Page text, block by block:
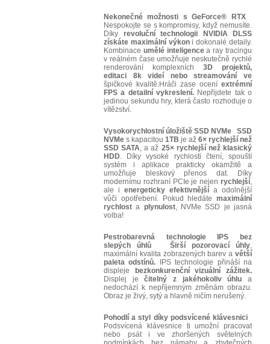
Nekonečné možnosti s GeForce® RTX
Nespokojte se s kompromisy, když nemusíte.
Díky revoluční technologii NVIDIA DLSS
získáte maximální výkoni dokonalé detaily.
Kombinace umělé inteligencea ray tracingu
v reálném čase umožňuje neskutečně rychlé
renderování komplexních 3D projektů,
editaci 8k videí nebo streamování ve
špičkové kvalitě.Hráči zase ocení extrémní
FPS a detailní vykreslení. Nepřijdete tak o
jedinou sekundu hry, která často rozhoduje o
vítězství.
Vysokorychlostní úložiště SSD NVMe
SSD
NVMe s kapacitou 1TB je až 6× rychlejší než
SSD SATA, a až 25× rychlejší než klasický
HDD. Díky vysoké rychlosti čtení, spouští
systém i aplikace prakticky okamžitě a
umožňuje bleskový přenos dat. Díky
modernímu rozhraní PCIe je nejen rychlejší,
ale i energeticky efektivnější a odolnější
vůči opotřebení. Pokud hledáte maximální
rychlost a plynulost, NVMe SSD je jasná
volba!
Pestrobarevná technologie IPS bez
slepých úhlů
Širší pozorovací úhly,
maximální kvalita zobrazených barev a větší
paleta odstínů. IPS technologie přináší na
displeje
bezkonkurenční vizuální zážitek.
Displej ječitelný z jakéhokoliv úhlu a
nedochází k nepříjemným změnám obrazu.
Obraz je živý, sytý a hlavně ničím nerušený.
Pohodlí a styl díky podsvícené klávesnici
Podsvícená klávesnice ti umožní pracovat
nebo psát i ve zhoršených světelných